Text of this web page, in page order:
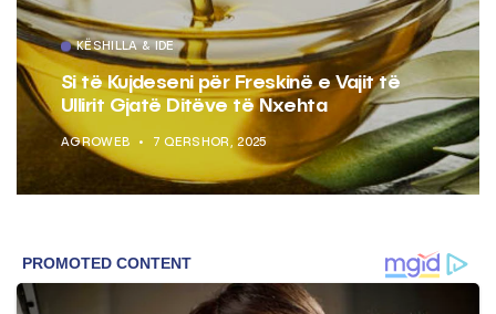
KËSHILLA & IDE
Si të Kujdeseni për Freskinë e Vajit të
Ullirit Gjatë Ditëve të Nxehta
AGROWEB 7 QERSHOR, 2025